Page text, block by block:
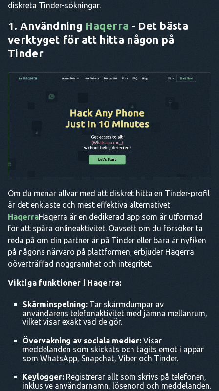
diskreta Tinder-sökningar.
1. Användning Haqerra - Det bästa
verktyget för att hitta någon på
Tinder
Om du menar allvar med att diskret hitta en Tinder-profil
är det enklaste och mest effektiva alternativet
HaqerraHaqerra är en dedikerad app som är utformad
för att spåra onlineaktivitet. Oavsett om du försöker ta
reda på om din partner är på Tinder eller bara är nyfiken
på någons närvaro på plattformen, erbjuder Haqerra
oöverträffad noggrannhet och integritet.
Viktiga funktioner i Haqerra:
Skärminspelning: Tar skärmdumpar av
användarens telefonaktivitet med jämna mellanrum,
vilket visar exakt vad de gör.
Övervakning av sociala medier: Visar
meddelanden som skickats och tagits emot i appar
som WhatsApp, Snapchat, Viber och Tinder.
Keylogger: Registrerar allt som skrivs på telefonen,
inklusive användarnamn, lösenord och meddelanden.